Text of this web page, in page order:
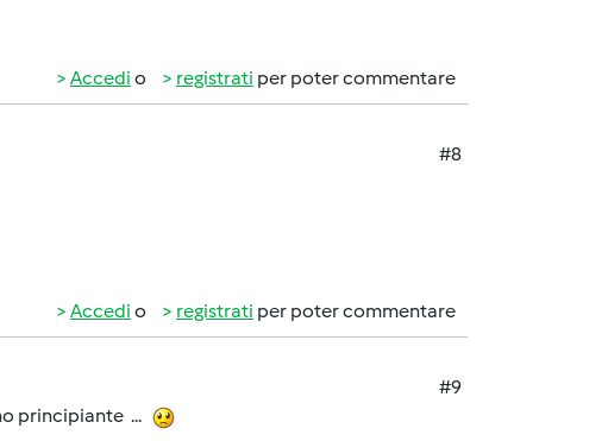
Accedi o registrati per poter commentare
#8
Accedi o registrati per poter commentare
#9
principiante ...